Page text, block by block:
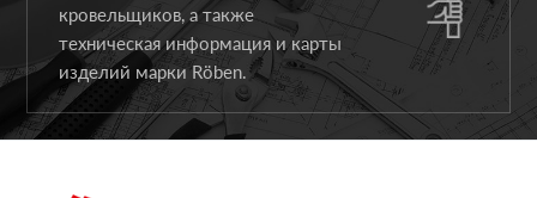
кровельщиков, а также
техническая информация и карты
изделий марки Röben.